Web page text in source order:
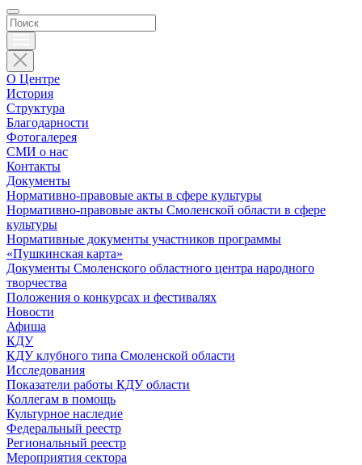
О Центре
История
Структура
Благодарности
Фотогалерея
СМИ о нас
Контакты
Документы
Нормативно-правовые акты в сфере культуры
Нормативно-правовые акты Смоленской области в сфере
культуры
Нормативные документы участников программы
«Пушкинская карта»
Документы Смоленского областного центра народного
творчества
Положения о конкурсах и фестивалях
Новости
Афиша
КДУ
КДУ клубного типа Смоленской области
Исследования
Показатели работы КДУ области
Коллегам в помощь
Культурное наследие
Федеральный реестр
Региональный реестр
Мероприятия сектора